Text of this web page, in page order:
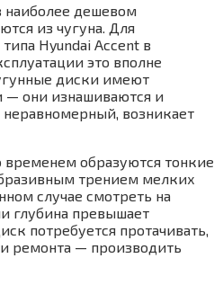
дешевом
из чугуна. Для
Hyundai Accent в
это вполне
диски имеют
— они изнашиваются и
неравномерный, возникает
временем образуются тонкие
трением мелких
случае смотреть на
глубина превышает
потребуется протачивать,
ремонта — производить